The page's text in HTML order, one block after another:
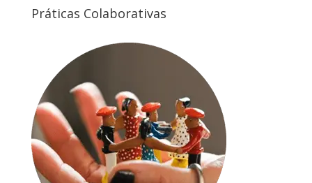
Práticas Colaborativas